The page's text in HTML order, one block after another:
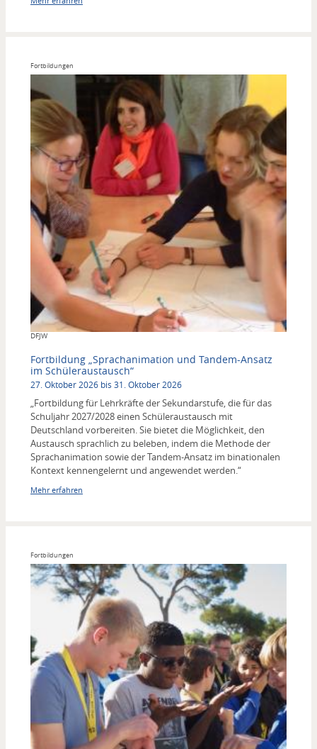
Fortbildungen
Copyright
DFJW
Fortbildung „Sprachanimation und Tandem-Ansatz
im Schüleraustausch“
27. Oktober 2026 bis 31. Oktober 2026
„Fortbildung für Lehrkräfte der Sekundarstufe, die für das
Schuljahr 2027/2028 einen Schüleraustausch mit
Deutschland vorbereiten. Sie bietet die Möglichkeit, den
Austausch sprachlich zu beleben, indem die Methode der
Sprachanimation sowie der Tandem-Ansatz im binationalen
Kontext kennengelernt und angewendet werden.“
Mehr erfahren
Fortbildungen